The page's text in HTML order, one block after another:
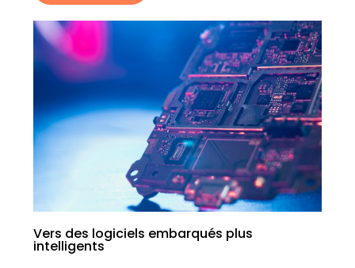
Vers des logiciels embarqués plus
intelligents